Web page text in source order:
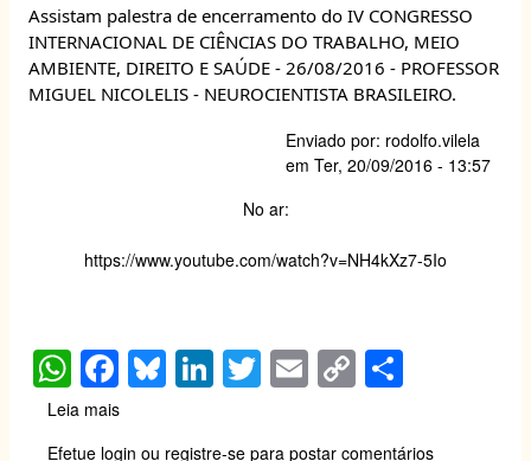
p
p
o
o
k
n n
k
Segurança
do
Trabalho
Assistam palestra de encerramento do IV CONGRESSO
INTERNACIONAL DE CIÊNCIAS DO TRABALHO, MEIO
AMBIENTE, DIREITO E SAÚDE - 26/08/2016 - PROFESSOR
MIGUEL NICOLELIS - NEUROCIENTISTA BRASILEIRO.
Enviado por: rodolfo.vilela
em Ter, 20/09/2016 - 13:57
No ar:
https://www.youtube.com/watch?v=NH4kXz7-5Io
W
h
at
F
a
c
Bl
u
e
Li
n
k
T
wi
tt
E
m
ail
C
o
p ar
Leia mais
Efetue login ou registre-se para postar comentários